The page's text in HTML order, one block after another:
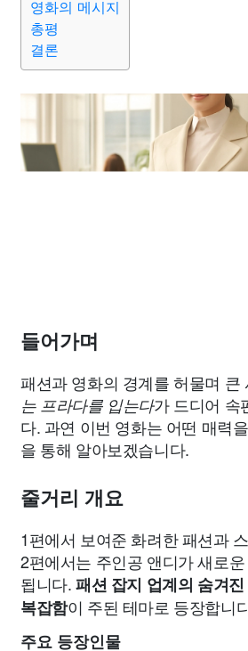
영화의 메시지
총평
결론
들어가며
패션과 영화의 경계를 허물며 큰
는 프라다를 입는다가 드디어 속
다. 과연 이번 영화는 어떤 매력
을 통해 알아보겠습니다.
줄거리 개요
1편에서 보여준 화려한 패션과
2편에서는 주인공 앤디가 새로
됩니다.패션 잡지 업계의 숨겨진
복잡함이 주된 테마로 등장합니
주요 등장인물